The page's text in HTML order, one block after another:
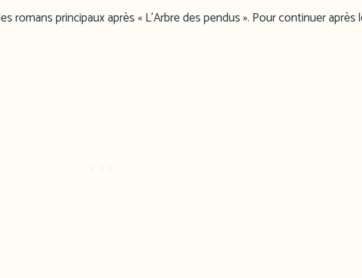
romans principaux après « L’Arbre des pendus ». Pour continuer après